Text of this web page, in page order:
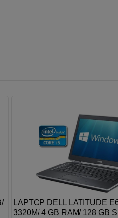
LAPTOP DELL LATITUDE
3320M/ 4 GB RAM/ 128 GB